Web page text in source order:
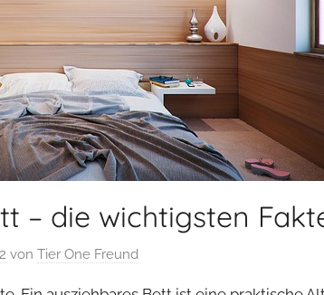
– die wichtigsten
von Tier One Freund